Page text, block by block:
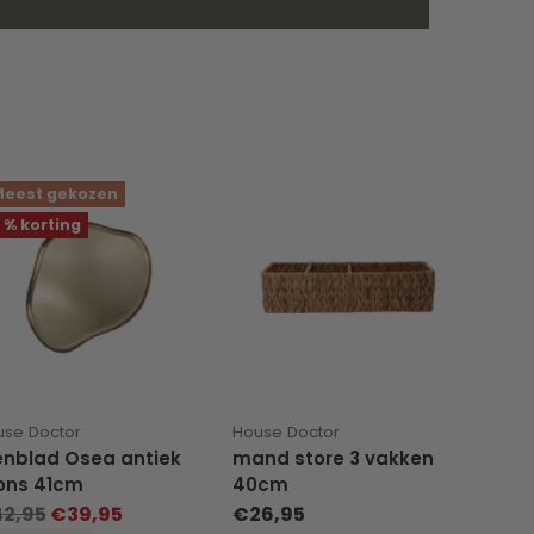
gekozen
% korting
Doctor
Osea antiek
41cm
€39,95
House Doctor
mand store 3 vakken
40cm
€26,95